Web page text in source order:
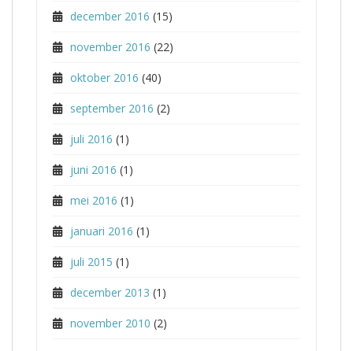
december 2016 (15)
november 2016 (22)
oktober 2016 (40)
september 2016 (2)
juli 2016 (1)
juni 2016 (1)
mei 2016 (1)
januari 2016 (1)
juli 2015 (1)
december 2013 (1)
november 2010 (2)